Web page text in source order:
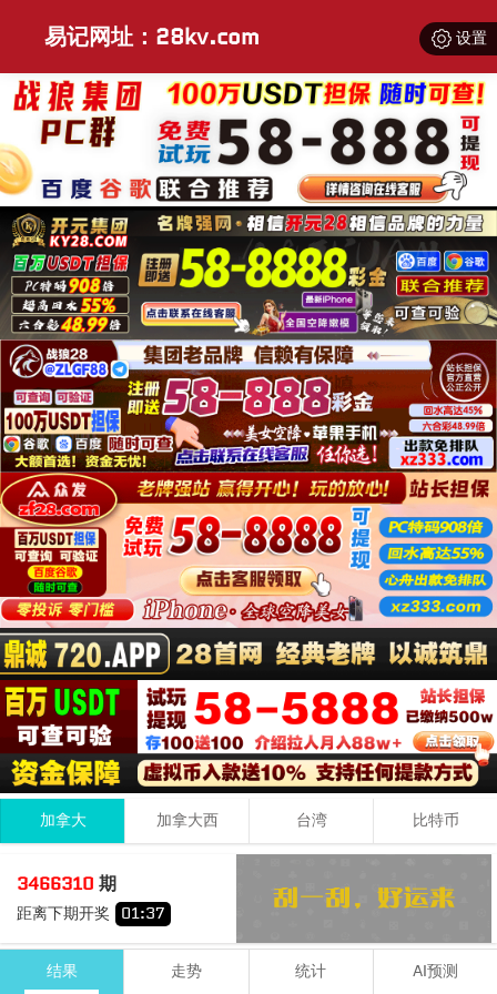
设置
易记网址：28kv.com
加拿大 加拿大西 台湾 比特币
3466310 期
距离下期开奖 01:37
5 + 0 1 06
期号 号码
结果 走势 统计 AI预测